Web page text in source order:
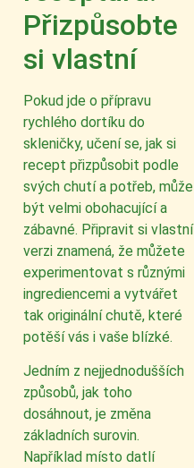
Přizpůsobte
si vlastní
Pokud jde o přípravu
rychlého dortíku do
skleničky, učení se, jak si
recept přizpůsobit podle
svých chutí a potřeb, může
být velmi obohacující a
zábavné. Připravit si vlastní
verzi znamená, že můžete
experimentovat s různými
ingrediencemi a vytvářet
tak originální chutě, které
potěší vás i vaše blízké.
Jedním z nejjednodušších
způsobů, jak toho
dosáhnout, je změna
základních surovin.
Například místo datlí